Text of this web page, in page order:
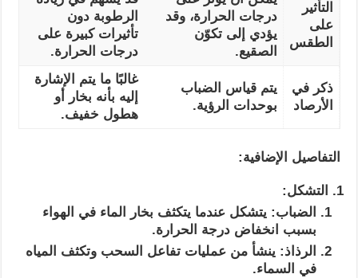
التأثير
على
الطقس
درجات الحرارة، وقد
يؤدي إلى تكوّن
الصقيع.
الرطوبة دون
تأثيرات كبيرة على
درجات الحرارة.
ذكر في
الأرصاد
يتم قياس الضباب
بوحدات الرؤية.
غالبًا ما يتم الإشارة
إليه بأنه بخار أو
هطول خفيف.
التفاصيل الإضافية:
التشكل:
الضباب: يتشكل عندما يتكثف بخار الماء في الهواء
بسبب انخفاض درجة الحرارة.
الرذاذ: ينشأ من عمليات تفاعل السحب وتكثف المياه
في السماء.